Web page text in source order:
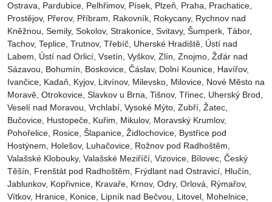
Ostrava‎, Pardubice‎, Pelhřimov‎, Písek‎‎, Plzeň‎‎‎, Praha‎, Prachatice‎,
Prostějov‎, Přerov‎, Příbram‎, Rakovník‎, Rokycany, Rychnov nad
Kněžnou, Semily‎, Sokolov‎, Strakonice, Svitavy, Šumperk, Tábor,
Tachov, Teplice, Trutnov‎, Třebíč, Uherské Hradiště, Ústí nad
Labem‎, Ústí nad Orlicí‎, Vsetín, Vyškov, Zlín, Znojmo, Žďár nad
Sázavou, Bohumín, Boskovice‎, Čáslav‎, Dolní Kounice‎, Havířov‎,
Ivančice‎, Kadaň, Kyjov, Litvínov‎, Milevsko‎, Milovice‎, Nové Město na
Moravě‎, Otrokovice‎‎, Slavkov u Brna‎, Tišnov‎, Třinec‎, Uherský Brod‎,
Veselí nad Moravou‎, Vrchlabí‎, Vysoké Mýto‎, Zubří‎, Žatec‎,
Bučovice, Hustopeče, Kuřim, Mikulov, Moravský Krumlov,
Pohořelice, Rosice, Šlapanice, Židlochovice, Bystřice pod
Hostýnem, Holešov, Luhačovice, Rožnov pod Radhoštěm,
Valašské Klobouky, Valašské Meziříčí, Vizovice, Bílovec, Český
Těšín, Frenštát pod Radhoštěm, Frýdlant nad Ostravicí, Hlučín,
Jablunkov, Kopřivnice, Kravaře, Krnov, Odry, Orlová, Rýmařov,
Vítkov, Hranice, Konice, Lipník nad Bečvou, Litovel, Mohelnice,